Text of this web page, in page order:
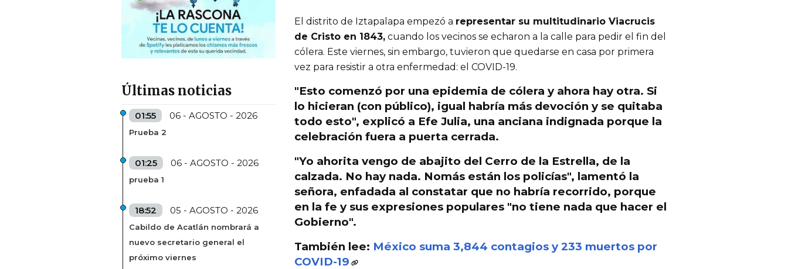
Últimas noticias
01:55 06 - AGOSTO - 2026
Prueba 2
01:25 06 - AGOSTO - 2026
prueba 1
18:52 05 - AGOSTO - 2026
Cabildo de Acatlán nombrará a
nuevo secretario general el
próximo viernes
El distrito de Iztapalapa empezó a representar su multitudinario Viacrucis
de Cristo en 1843, cuando los vecinos se echaron a la calle para pedir el fin del
cólera. Este viernes, sin embargo, tuvieron que quedarse en casa por primera
vez para resistir a otra enfermedad: el COVID-19.
"Esto comenzó por una epidemia de cólera y ahora hay otra. Si
lo hicieran (con público), igual habría más devoción y se quitaba
todo esto", explicó a Efe Julia, una anciana indignada porque la
celebración fuera a puerta cerrada.
"Yo ahorita vengo de abajito del Cerro de la Estrella, de la
calzada. No hay nada. Nomás están los policías", lamentó la
señora, enfadada al constatar que no habría recorrido, porque
en la fe y sus expresiones populares "no tiene nada que hacer el
Gobierno".
También lee: México suma 3,844 contagios y 233 muertos por
COVID-19